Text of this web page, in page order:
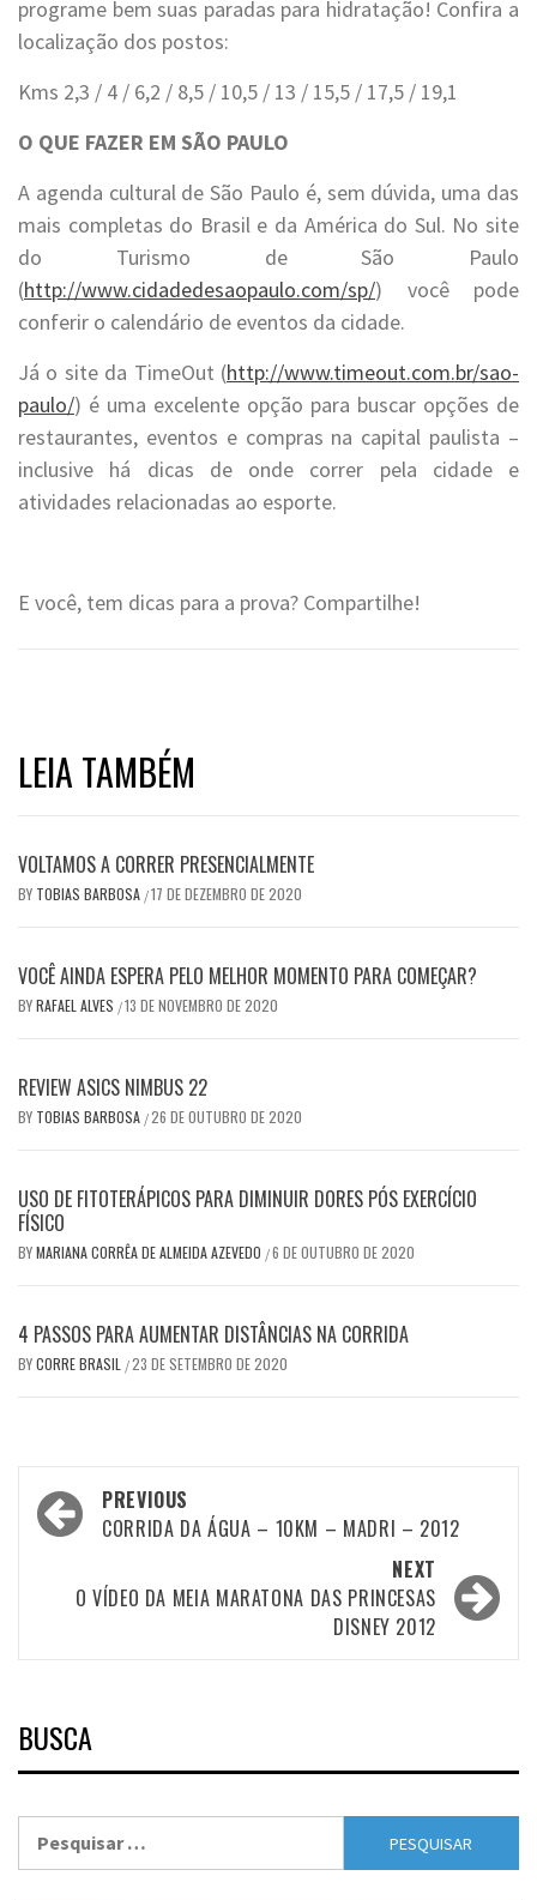
programe bem suas paradas para hidratação! Confira a
localização dos postos:
Kms 2,3 / 4 / 6,2 / 8,5 / 10,5 / 13 / 15,5 / 17,5 / 19,1
O QUE FAZER EM SÃO PAULO
A agenda cultural de São Paulo é, sem dúvida, uma das
mais completas do Brasil e da América do Sul. No site
do Turismo de São Paulo
(http://www.cidadedesaopaulo.com/sp/) você pode
conferir o calendário de eventos da cidade.
Já o site da TimeOut (http://www.timeout.com.br/sao-
paulo/) é uma excelente opção para buscar opções de
restaurantes, eventos e compras na capital paulista –
inclusive há dicas de onde correr pela cidade e
atividades relacionadas ao esporte.
E você, tem dicas para a prova? Compartilhe!
LEIA TAMBÉM
VOLTAMOS A CORRER PRESENCIALMENTE
BY TOBIAS BARBOSA /17 DE DEZEMBRO DE 2020
VOCÊ AINDA ESPERA PELO MELHOR MOMENTO PARA COMEÇAR?
BYRAFAEL ALVES /13 DE NOVEMBRO DE 2020
REVIEW ASICS NIMBUS 22
BY TOBIAS BARBOSA /26 DE OUTUBRO DE 2020
USO DE FITOTERÁPICOS PARA DIMINUIR DORES PÓS EXERCÍCIO
FÍSICO
BYMARIANA CORRÊA DE ALMEIDA AZEVEDO /6 DE OUTUBRO DE 2020
4 PASSOS PARA AUMENTAR DISTÂNCIAS NA CORRIDA
BYCORRE BRASIL /23 DE SETEMBRO DE 2020
Post
navigation
PREVIOUS
CORRIDA DA ÁGUA – 10KM – MADRI – 2012
NEXT
O VÍDEO DA MEIA MARATONA DAS PRINCESAS
DISNEY 2012
BUSCA